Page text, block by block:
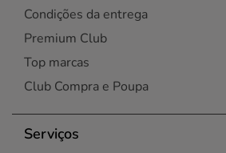
Condições da entrega
Premium Club
Top marcas
Club Compra e Poupa
Serviços